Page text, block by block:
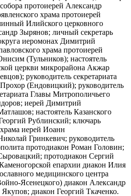
протоиерей Александр
храма протоиерей
Илийского церковного
Зырянов; личный секретарь
иеромонах Димитрий
храма протоиерей
(Тульников); настоятель
церкви микрорайона Акжар
руководитель секретариата
(Ендовицкий); руководитель
Главы Митрополичьего
иерей Димитрий
настоятель Казанского
Рублинский; ключарь
иерей Иоанн
Гринкевич; руководитель
протодиакон Роман Головин;
протодиакон Сергий
епархии диакон Илия
медицинского центра
Ясенецкого) диакон Александр
диакон Георгий Ткаченко.